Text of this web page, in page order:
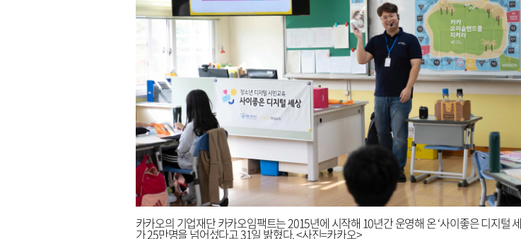
카카오의 기업재단 카카오임팩트는 2015년에 시작해 10년간 운영해 온 ‘사이좋은 디지털
가 25만명을 넘어섰다고 31일 밝혔다. <사진=카카오>